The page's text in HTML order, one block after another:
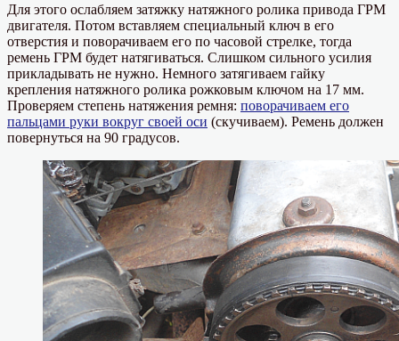
Для этого ослабляем затяжку натяжного ролика привода ГРМ
двигателя. Потом вставляем специальный ключ в его
отверстия и поворачиваем его по часовой стрелке, тогда
ремень ГРМ будет натягиваться. Слишком сильного усилия
прикладывать не нужно. Немного затягиваем гайку
крепления натяжного ролика рожковым ключом на 17 мм.
Проверяем степень натяжения ремня: поворачиваем его
пальцами руки вокруг своей оси (скучиваем). Ремень должен
повернуться на 90 градусов.